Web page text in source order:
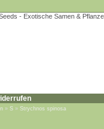
» S » Strychnos spinosa